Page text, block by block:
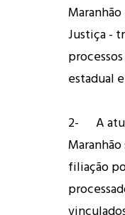
Justiça -
estadual
2- A
filiação